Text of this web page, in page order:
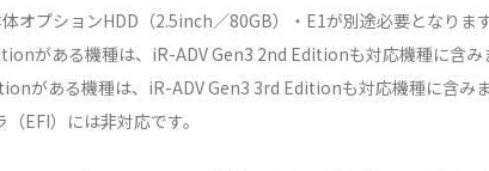
オプションHDD（2.5inch／80GB）・E1が別途必要となります
がある機種は、iR-ADV Gen3 2nd Editionも対応機種に含み
がある機種は、iR-ADV Gen3 3rd Editionも対応機種に含みま
EFI）には非対応です。